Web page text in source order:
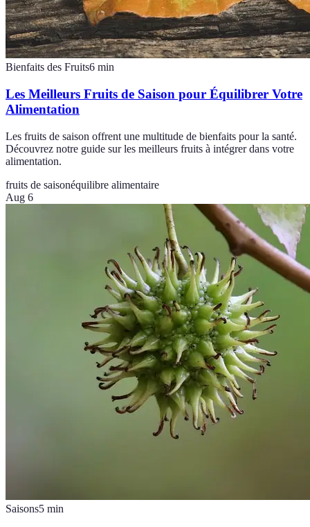
Bienfaits des Fruits6 min
Les Meilleurs Fruits de Saison pour Équilibrer Votre
Alimentation
Les fruits de saison offrent une multitude de bienfaits pour la santé.
Découvrez notre guide sur les meilleurs fruits à intégrer dans votre
alimentation.
fruits de saisonéquilibre alimentaire
Aug 6
Saisons5 min